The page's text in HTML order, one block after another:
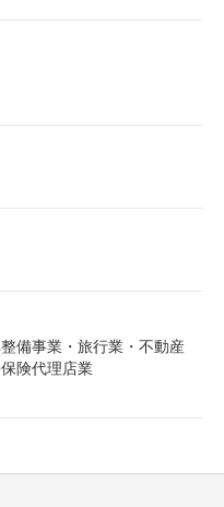
備事業・旅行業・不動産
険代理店業